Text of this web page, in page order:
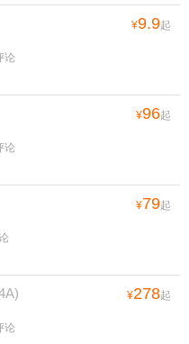
¥9.9起
论
¥96起
论
¥79起
¥278起
论